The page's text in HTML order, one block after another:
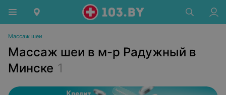
Массаж шеи
Массаж шеи в м-р Радужный в
Минске 1